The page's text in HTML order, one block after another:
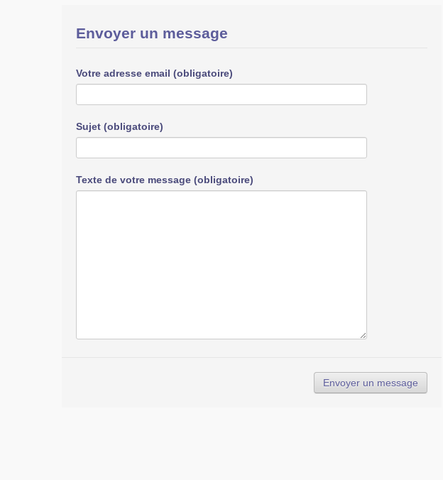
Envoyer un message
Votre adresse email (obligatoire)
Sujet (obligatoire)
Texte de votre message (obligatoire)